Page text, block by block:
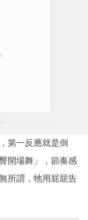
第一反應就是倒
開場舞」，節奏感
所謂，牠用屁屁告